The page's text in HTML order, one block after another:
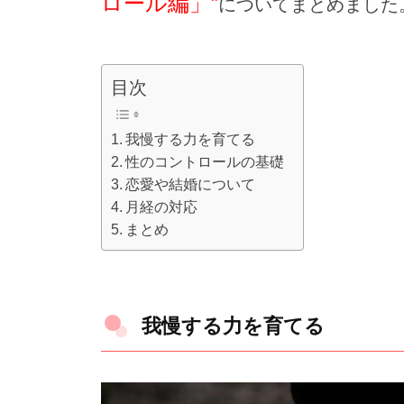
についてまとめました
目次
我慢する力を育てる
性のコントロールの基礎
恋愛や結婚について
月経の対応
まとめ
我慢する力を育てる